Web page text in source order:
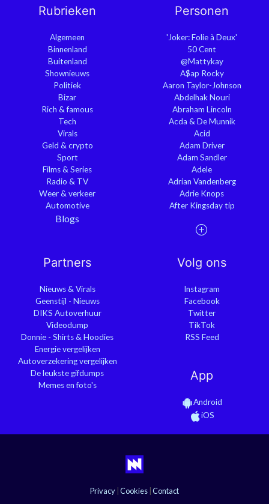
Rubrieken
Algemeen
Binnenland
Buitenland
Shownieuws
Politiek
Bizar
Rich & famous
Tech
Virals
Geld & crypto
Sport
Films & Series
Radio & TV
Weer & verkeer
Automotive
Blogs
Personen
'Joker: Folie à Deux'
50 Cent
@Mattykay
A$ap Rocky
Aaron Taylor-Johnson
Abdelhak Nouri
Abraham Lincoln
Acda & De Munnik
Acid
Adam Driver
Adam Sandler
Adele
Adrian Vandenberg
Adrie Knops
After Kingsday tip
Partners
Nieuws & Virals
Geenstijl - Nieuws
DIKS Autoverhuur
Videodump
Donnie - Shirts & Hoodies
Energie vergelijken
Autoverzekering vergelijken
De leukste gifdumps
Memes en foto's
Volg ons
Instagram
Facebook
Twitter
TikTok
RSS Feed
App
Android
iOS
Privacy |Cookies |Contact